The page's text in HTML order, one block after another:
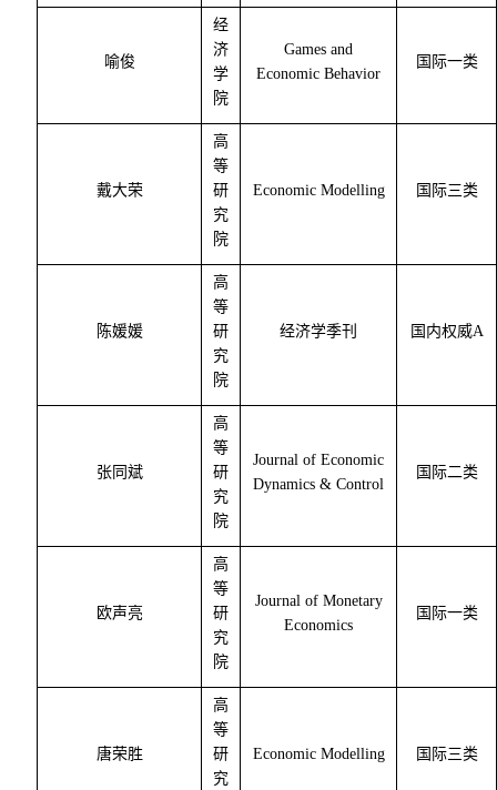
喻俊
经
济
学
院
Games and
Economic Behavior
国际一类
戴大荣
高
等
研
究
院
Economic Modelling 国际三类
陈媛媛
高
等
研
究
院
经济学季刊 国内权威A
张同斌
高
等
研
究
院
Journal of Economic
Dynamics & Control
国际二类
欧声亮
高
等
研
究
院
Journal of Monetary
Economics
国际一类
唐荣胜
高
等
研
究
Economic Modelling 国际三类